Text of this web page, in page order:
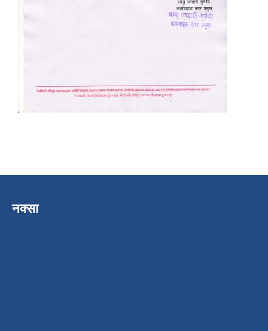
नक्सा